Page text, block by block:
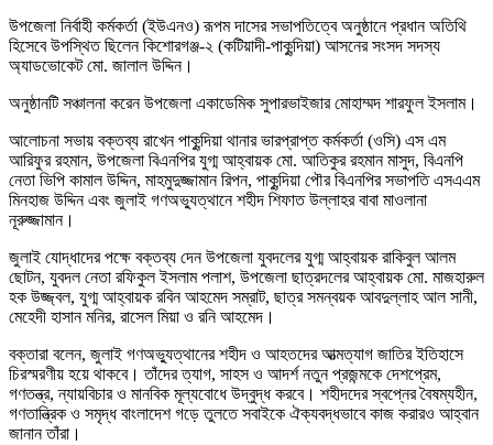
উপজেলা নির্বাহী কর্মকর্তা (ইউএনও) রূপম দাসের সভাপতিত্বে অনুষ্ঠানে প্রধান অতিথি
হিসেবে উপস্থিত ছিলেন কিশোরগঞ্জ-২ (কটিয়াদী-পাকুন্দিয়া) আসনের সংসদ সদস্য
অ্যাডভোকেট মো. জালাল উদ্দিন।
অনুষ্ঠানটি সঞ্চালনা করেন উপজেলা একাডেমিক সুপারভাইজার মোহাম্মদ শারফুল ইসলাম।
আলোচনা সভায় বক্তব্য রাখেন পাকুন্দিয়া থানার ভারপ্রাপ্ত কর্মকর্তা (ওসি) এস এম
আরিফুর রহমান, উপজেলা বিএনপির যুগ্ম আহ্বায়ক মো. আতিকুর রহমান মাসুদ, বিএনপি
নেতা ভিপি কামাল উদ্দিন, মাহমুদুজ্জামান রিপন, পাকুন্দিয়া পৌর বিএনপির সভাপতি এসএএম
মিনহাজ উদ্দিন এবং জুলাই গণঅভ্যুত্থানে শহীদ শিফাত উল্লাহর বাবা মাওলানা
নূরুজ্জামান।
জুলাই যোদ্ধাদের পক্ষে বক্তব্য দেন উপজেলা যুবদলের যুগ্ম আহ্বায়ক রাকিবুল আলম
ছোটন, যুবদল নেতা রফিকুল ইসলাম পলাশ, উপজেলা ছাত্রদলের আহ্বায়ক মো. মাজহারুল
হক উজ্জ্বল, যুগ্ম আহ্বায়ক রবিন আহমেদ সম্রাট, ছাত্র সমন্বয়ক আবদুল্লাহ আল সানী,
মেহেদী হাসান মনির, রাসেল মিয়া ও রনি আহমেদ।
বক্তারা বলেন, জুলাই গণঅভ্যুত্থানের শহীদ ও আহতদের আত্মত্যাগ জাতির ইতিহাসে
চিরস্মরণীয় হয়ে থাকবে। তাঁদের ত্যাগ, সাহস ও আদর্শ নতুন প্রজন্মকে দেশপ্রেম,
গণতন্ত্র, ন্যায়বিচার ও মানবিক মূল্যবোধে উদ্বুদ্ধ করবে। শহীদদের স্বপ্নের বৈষম্যহীন,
গণতান্ত্রিক ও সমৃদ্ধ বাংলাদেশ গড়ে তুলতে সবাইকে ঐক্যবদ্ধভাবে কাজ করারও আহ্বান
জানান তাঁরা।